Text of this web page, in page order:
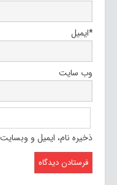
ایمیل*
وب‌ سایت
ذخیره نام، ایمیل و